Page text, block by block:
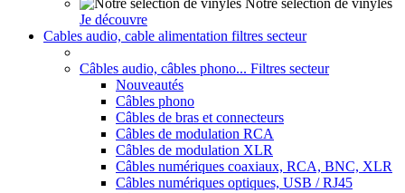
Je découvre
Cables audio, cable alimentation filtres secteur
Câbles audio, câbles phono... Filtres secteur
Nouveautés
Câbles phono
Câbles de bras et connecteurs
Câbles de modulation RCA
Câbles de modulation XLR
Câbles numériques coaxiaux, RCA, BNC, XLR
Câbles numériques optiques, USB / RJ45